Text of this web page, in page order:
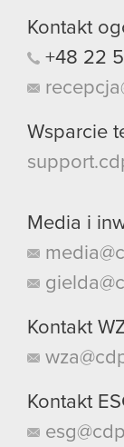
Kontakt
+48 22
Wsparcie
Media i
Kontakt
Kontakt